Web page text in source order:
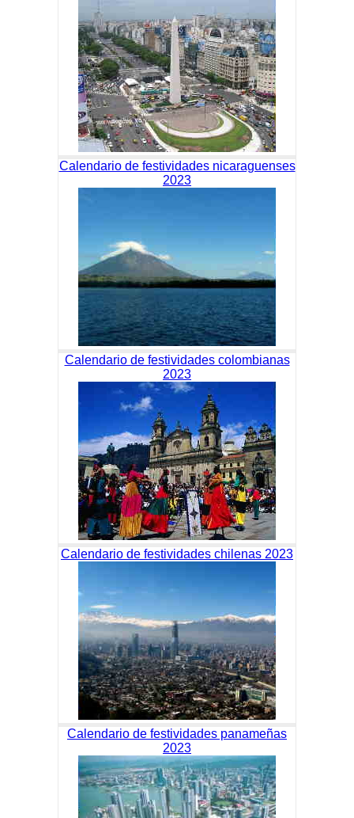
Calendario de festividades nicaraguenses
2023
Calendario de festividades colombianas
2023
Calendario de festividades chilenas 2023
Calendario de festividades panameñas
2023